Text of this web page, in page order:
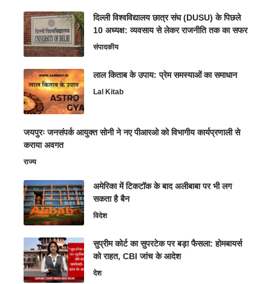
दिल्ली विश्वविद्यालय छात्र संघ (DUSU) के पिछले
10 अध्यक्ष: व्यवसाय से लेकर राजनीति तक का सफर
संपादकीय
लाल किताब के उपाय: प्रेम समस्याओं का समाधान
Lal Kitab
जयपुरः जनसंपर्क आयुक्त सोनी ने नए पीआरओ को विभागीय कार्यप्रणाली से
कराया अवगत
राज्य
अमेरिका में टिकटॉक के बाद अलीबाबा पर भी लग
सकता है बैन
विदेश
सुप्रीम कोर्ट का सुपरटेक पर बड़ा फैसला: होमबायर्स
को राहत, CBI जांच के आदेश
देश